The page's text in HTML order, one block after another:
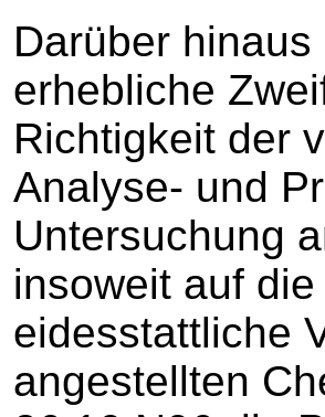
Darüber
erhebliche
Richtigkeit der
Analyse- und
Untersuchung
insoweit auf
eidesstattliche
angestellten